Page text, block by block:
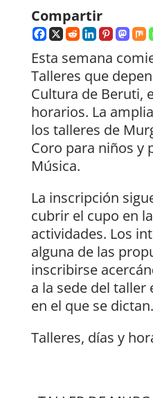
Compartir
Esta semana
Talleres que
Cultura de Beruti,
horarios. La
los talleres de
Coro para niños y
Música.
La inscripción
cubrir el cupo en
actividades. Los
alguna de las
inscribirse
a la sede del taller
en el que se dictan.
Talleres, días y